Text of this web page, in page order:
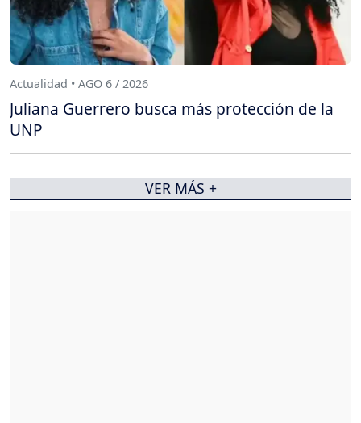
Actualidad • AGO 6 / 2026
Juliana Guerrero busca más protección de la
UNP
VER MÁS +